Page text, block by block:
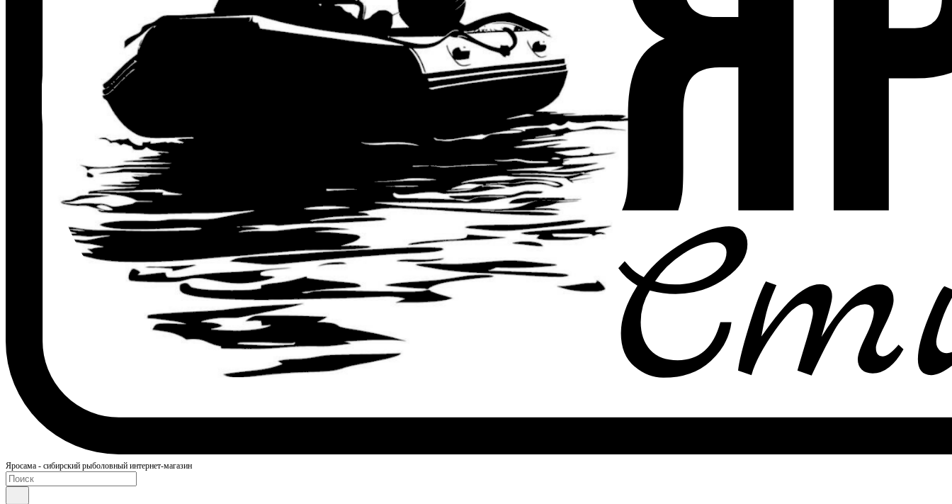
Яросама - сибирский рыболовный интернет-магазин